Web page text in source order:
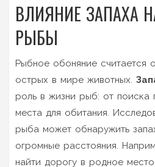
ВЛИЯНИЕ ЗАПАХА
РЫБЫ
Рыбное обоняние считается
острых в мире животных.
роль в жизни рыб: от
места для обитания.
рыба может обнаружить
огромные расстояния.
найти дорогу в родное